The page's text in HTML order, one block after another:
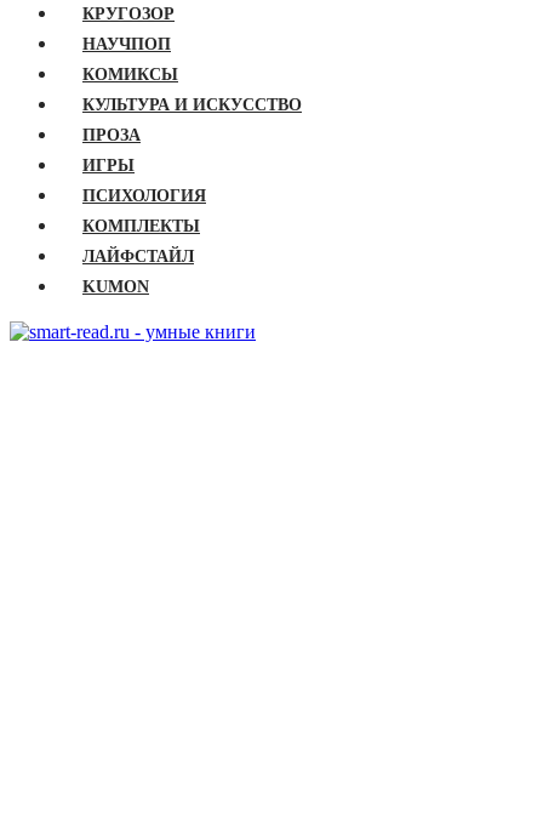
КРУГОЗОР
НАУЧПОП
КОМИКСЫ
КУЛЬТУРА И ИСКУССТВО
ПРОЗА
ИГРЫ
ПСИХОЛОГИЯ
КОМПЛЕКТЫ
ЛАЙФСТАЙЛ
KUMON